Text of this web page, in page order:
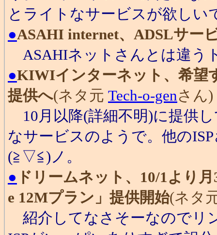
とライトなサービスが欲しい
●ASAHI internet、ADSLサー
ASAHIネットさんとは違う
●KIWIインターネット、希望
提供へ(ネタ元 Tech-o-genさん
10月以降(詳細不明)に提供
なサービスのようで。他の
(≧▽≦)ノ。
● ドリームネット、10/1より
e 12Mプラン」提供開始(ネタ
紹介してなさそーなのでリ